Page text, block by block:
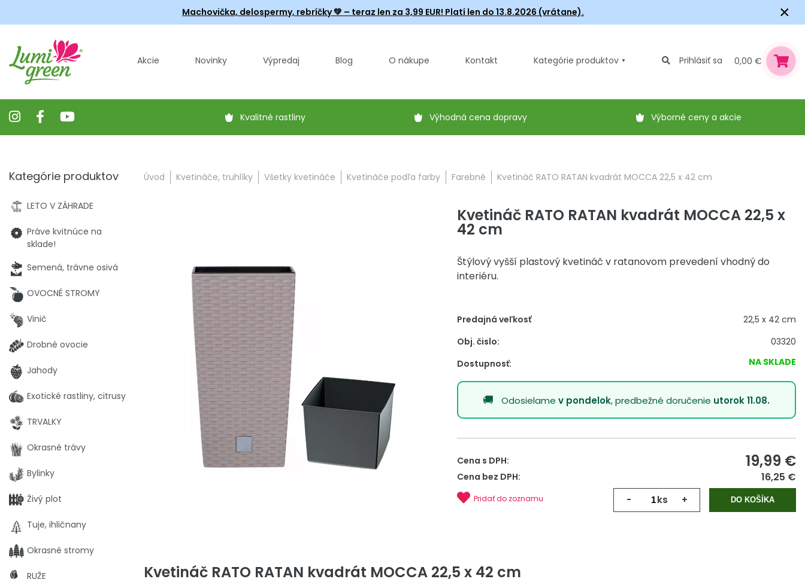
Machovička, delospermy, rebríčky💚 – teraz len za 3,99 EUR! Platí len do 13.8.2026 (vrátane). ×
Akcie Novinky Výpredaj Blog O nákupe Kontakt Kategórie produktov Prihlásiť sa 0,00 €
Kvalitné rastliny Výhodná cena dopravy Výborné ceny a akcie
Úvod Kvetináče, truhlíky Všetky kvetináče Kvetináče podľa farby Farebné Kvetináč RATO RATAN kvadrát MOCCA 22,5 x 42 cm
Kvetináč RATO RATAN kvadrát MOCCA 22,5 x
42 cm
Štýlový vyšší plastový kvetináč v ratanovom prevedení vhodný do
interiéru.
Predajná veľkosť
22,5 x 42 cm
Obj. čislo:
03320
Dostupnosť:
NA SKLADE
Odosielamev pondelok, predbežné doručenie utorok 11.08.
Cena s DPH: 19,99 €
Cena bez DPH: 16,25 €
- ks + DO KOŠÍKA
Pridať do zoznamu
Kvetináč RATO RATAN kvadrát MOCCA 22,5 x 42 cm
Kategórie produktov
LETO V ZÁHRADE
Práve kvitnúce na
sklade!
Semená, trávne osivá
OVOCNÉ STROMY
Vinič
Drobné ovocie
Jahody
Exotické rastliny, citrusy
TRVALKY
Okrasné trávy
Bylinky
Živý plot
Tuje, ihličnany
Okrasné stromy
RUŽE